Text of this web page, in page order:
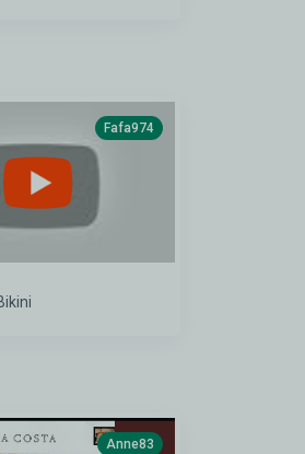
Fafa974
Anne83